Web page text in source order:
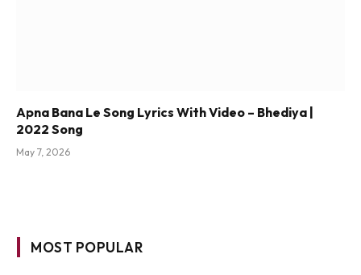
Apna Bana Le Song Lyrics With Video – Bhediya |
2022 Song
May 7, 2026
MOST POPULAR